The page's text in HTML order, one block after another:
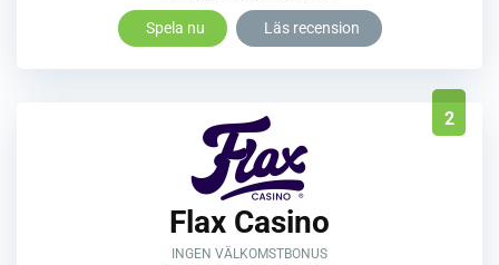
Spela nu Läs recension
2
Flax Casino
INGEN VÄLKOMSTBONUS